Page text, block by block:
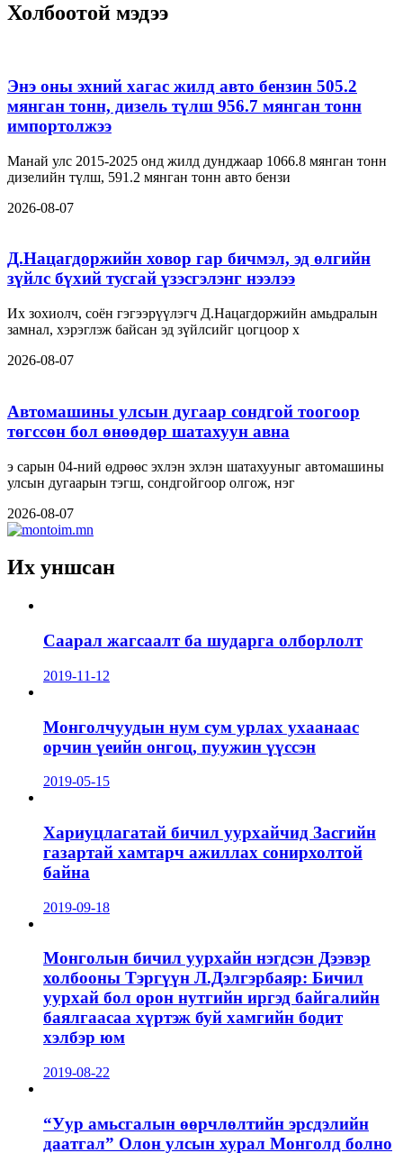
Холбоотой мэдээ
Энэ оны эхний хагас жилд авто бензин 505.2
мянган тонн, дизель түлш 956.7 мянган тонн
импортолжээ
Манай улс 2015-2025 онд жилд дунджаар 1066.8 мянган тонн
дизелийн түлш, 591.2 мянган тонн авто бензи
2026-08-07
Д.Нацагдоржийн ховор гар бичмэл, эд өлгийн
зүйлс бүхий тусгай үзэсгэлэнг нээлээ
Их зохиолч, соён гэгээрүүлэгч Д.Нацагдоржийн амьдралын
замнал, хэрэглэж байсан эд зүйлсийг цогцоор х
2026-08-07
Автомашины улсын дугаар сондгой тоогоор
төгссөн бол өнөөдөр шатахуун авна
э сарын 04-ний өдрөөс эхлэн эхлэн шатахууныг автомашины
улсын дугаарын тэгш, сондгойгоор олгож, нэг
2026-08-07
Их уншсан
Саарал жагсаалт ба шударга олборлолт
2019-11-12
Монголчуудын нум сум урлах ухаанаас
орчин үеийн онгоц, пуужин үүссэн
2019-05-15
Хариуцлагатай бичил уурхайчид Засгийн
газартай хамтарч ажиллах сонирхолтой
байна
2019-09-18
Монголын бичил уурхайн нэгдсэн Дээвэр
холбооны Тэргүүн Л.Дэлгэрбаяр: Бичил
уурхай бол орон нутгийн иргэд байгалийн
баялгаасаа хүртэж буй хамгийн бодит
хэлбэр юм
2019-08-22
“Уур амьсгалын өөрчлөлтийн эрсдэлийн
даатгал” Олон улсын хурал Монголд болно